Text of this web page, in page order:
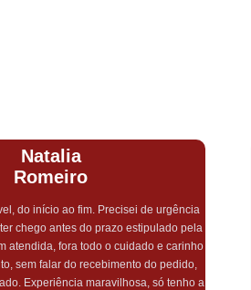
Lembrancinhas de Maternidade
Lembrancinha Corporativa
Corporativa de Páscoa
Lembrancinha Corporativa Dia dos
Corporativa
Monique
Araújo
pelo excelente atendimento, rapidez e
minha lembrança maternidade e
o quão linda e delicada ficou! Muito
e pelo lindo trabalho! Com ctz